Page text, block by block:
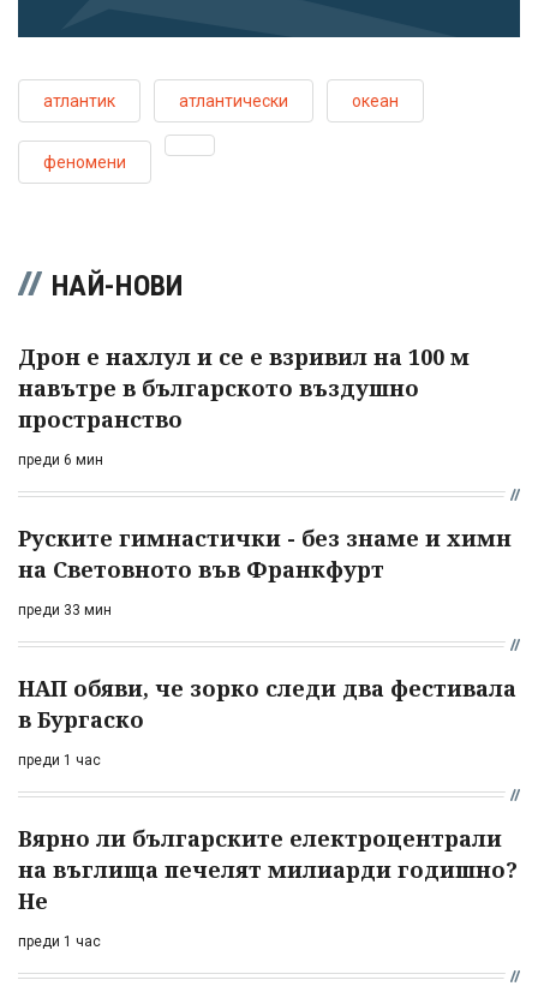
атлантик атлантически океан
феномени
НАЙ-НОВИ
Дрон е нахлул и се е взривил на 100 м
навътре в българското въздушно
пространство
преди 6 мин
Руските гимнастички - без знаме и химн
на Световното във Франкфурт
преди 33 мин
НАП обяви, че зорко следи два фестивала
в Бургаско
преди 1 час
Вярно ли българските електроцентрали
на въглища печелят милиарди годишно?
Не
преди 1 час